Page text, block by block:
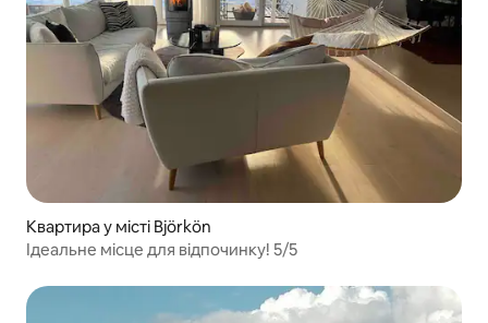
Квартира у місті Björkön
Ідеальне місце для відпочинку! 5/5